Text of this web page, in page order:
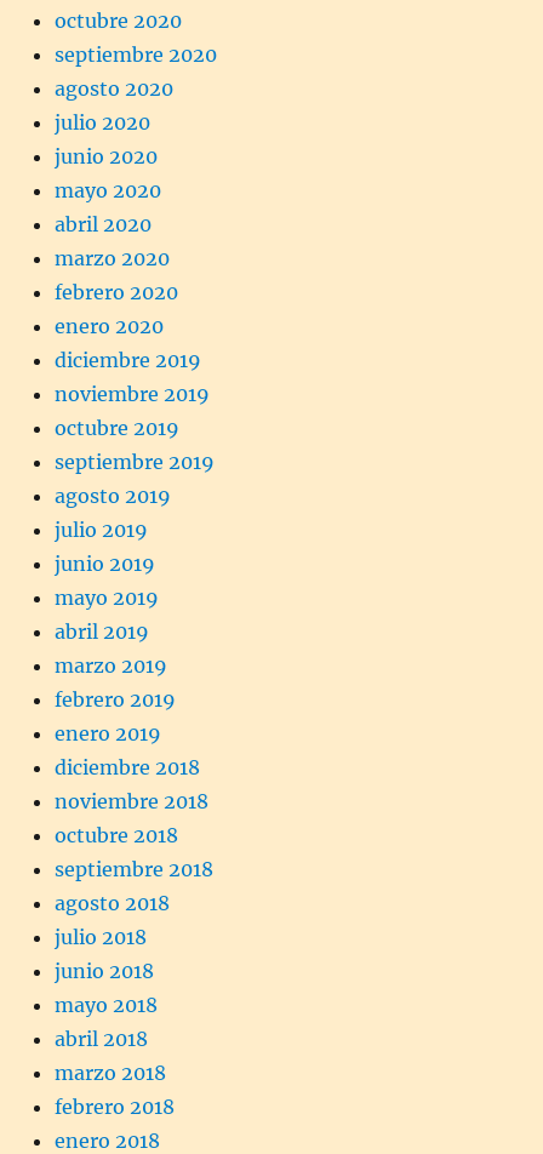
octubre 2020
septiembre 2020
agosto 2020
julio 2020
junio 2020
mayo 2020
abril 2020
marzo 2020
febrero 2020
enero 2020
diciembre 2019
noviembre 2019
octubre 2019
septiembre 2019
agosto 2019
julio 2019
junio 2019
mayo 2019
abril 2019
marzo 2019
febrero 2019
enero 2019
diciembre 2018
noviembre 2018
octubre 2018
septiembre 2018
agosto 2018
julio 2018
junio 2018
mayo 2018
abril 2018
marzo 2018
febrero 2018
enero 2018